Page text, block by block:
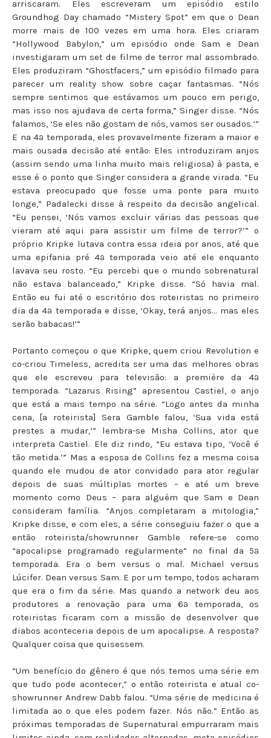
arriscaram. Eles escreveram um episódio estilo
Groundhog Day chamado “Mistery Spot” em que o Dean
morre mais de 100 vezes em uma hora. Eles criaram
“Hollywood Babylon,” um episódio onde Sam e Dean
investigaram um set de filme de terror mal assombrado.
Eles produziram “Ghostfacers,” um episódio filmado para
parecer um reality show sobre caçar fantasmas. “Nós
sempre sentimos que estávamos um pouco em perigo,
mas isso nos ajudava de certa forma,” Singer disse. “Nós
falamos, ‘Se eles não gostam de nós, vamos ser ousados.’”
E na 4ª temporada, eles provavelmente fizeram a maior e
mais ousada decisão até então: Eles introduziram anjos
(assim sendo uma linha muito mais religiosa) à pasta, e
esse é o ponto que Singer considera a grande virada. “Eu
estava preocupado que fosse uma ponte para muito
longe,” Padalecki disse à respeito da decisão angelical.
“Eu pensei, ‘Nós vamos excluir várias das pessoas que
vieram até aqui para assistir um filme de terror?’” o
próprio Kripke lutava contra essa ideia por anos, até que
uma epifania pré 4ª temporada veio até ele enquanto
lavava seu rosto. “Eu percebi que o mundo sobrenatural
não estava balanceado,” Kripke disse. “Só havia mal.
Então eu fui até o escritório dos roteiristas no primeiro
dia da 4ª temporada e disse, ‘Okay, terá anjos... mas eles
serão babacas!’”
Portanto começou o que Kripke, quem criou Revolution e
co-criou Timeless, acredita ser uma das melhores obras
que ele escreveu para televisão: a première da 4ª
temporada. “Lazarus Rising” apresentou Castiel, o anjo
que está a mais tempo na série. “Logo antes da minha
cena, [a roteirista] Sera Gamble falou, ‘Sua vida está
prestes a mudar,’” lembra-se Misha Collins, ator que
interpreta Castiel. Ele diz rindo, “Eu estava tipo, ‘Você é
tão metida.’” Mas a esposa de Collins fez a mesma coisa
quando ele mudou de ator convidado para ator regular
depois de suas múltiplas mortes – e até um breve
momento como Deus – para alguém que Sam e Dean
consideram família. “Anjos completaram a mitologia,”
Kripke disse, e com eles, a série conseguiu fazer o que a
então roteirista/showrunner Gamble refere-se como
“apocalipse programado regularmente” no final da 5ª
temporada. Era o bem versus o mal. Michael versus
Lúcifer. Dean versus Sam. E por um tempo, todos acharam
que era o fim da série. Mas quando a network deu aos
produtores a renovação para uma 6ª temporada, os
roteiristas ficaram com a missão de desenvolver que
diabos aconteceria depois de um apocalipse. A resposta?
Qualquer coisa que quisessem.
“Um benefício do gênero é que nós temos uma série em
que tudo pode acontecer,” o então roteirista e atual co-
showrunner Andrew Dabb falou. “Uma série de medicina é
limitada ao o que eles podem fazer. Nós não.” Então as
próximas temporadas de Supernatural empurraram mais